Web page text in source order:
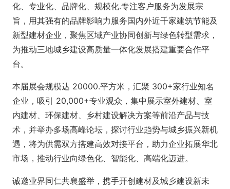
化、专业化、品牌化、规模化.专注客户服务为发展宗
旨，用其强有的品牌影响力服务国内外近千家建筑节能及
新型建材企业，聚焦区域产业协同创新与绿色转型需求，
为推动三地城乡建设高质量一体化发展搭建重要合作平
台。
本届展会规模达 20000.平方米，汇聚 300+家行业知名
企业，吸引 20,000+专业观众，集中展示室外建材、室
内建材、环保建材、乡村建设解决方案等前沿产品与技
术，并举办多场高峰论坛，探讨行业趋势与城乡振兴新机
遇，将为供需双方搭建高效对接平台，助力企业拓展华北
市场，推动行业向绿色化、智能化、高端化迈进。
诚邀业界同仁共襄盛举，携手开创建材及城乡建设新未